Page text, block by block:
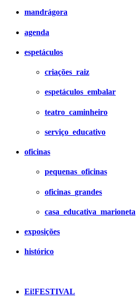
mandrágora
agenda
espetáculos
criações_raiz
espetáculos_embalar
teatro_caminheiro
serviço_educativo
oficinas
pequenas_oficinas
oficinas_grandes
casa_educativa_marioneta
exposições
histórico
Ei!FESTIVAL